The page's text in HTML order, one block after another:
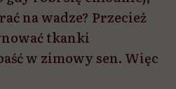
na wadze? Przecież
tkanki
w zimowy sen. Więc